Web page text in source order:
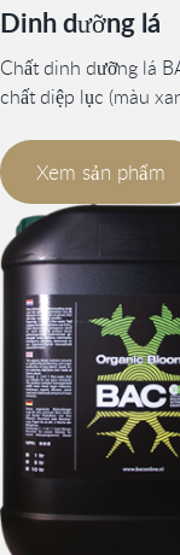
Dinh dưỡng lá
Chất dinh dưỡng lá
chất diệp lục (màu
Xem sản phẩm